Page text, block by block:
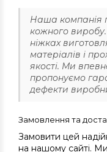
Наша компанія
кожного
ніжках
матеріалів і
якості. Ми
пропонуємо
дефекти
Замовлення та
Замовити цей
на нашому сайті.